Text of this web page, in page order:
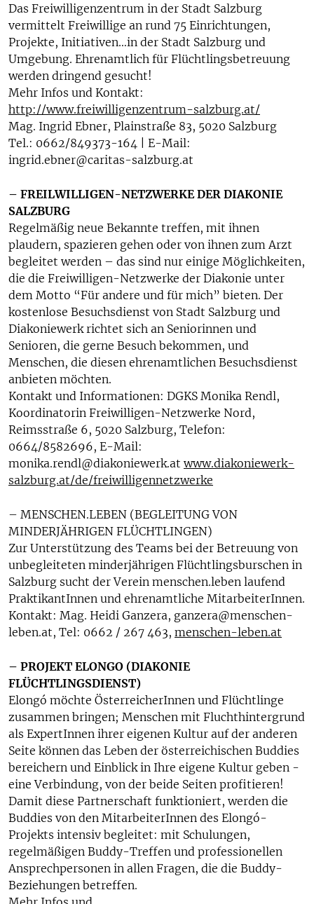
Das Freiwilligenzentrum in der Stadt Salzburg
vermittelt Freiwillige an rund 75 Einrichtungen,
Projekte, Initiativen…in der Stadt Salzburg und
Umgebung. Ehrenamtlich für Flüchtlingsbetreuung
werden dringend gesucht!
Mehr Infos und Kontakt:
http://www.freiwilligenzentrum-salzburg.at/
Mag. Ingrid Ebner, Plainstraße 83, 5020 Salzburg
Tel.: 0662/849373-164 | E-Mail:
ingrid.ebner@caritas-salzburg.at
– FREILWILLIGEN-NETZWERKE DER DIAKONIE
SALZBURG
Regelmäßig neue Bekannte treffen, mit ihnen
plaudern, spazieren gehen oder von ihnen zum Arzt
begleitet werden – das sind nur einige Möglichkeiten,
die die Freiwilligen-Netzwerke der Diakonie unter
dem Motto “Für andere und für mich” bieten. Der
kostenlose Besuchsdienst von Stadt Salzburg und
Diakoniewerk richtet sich an Seniorinnen und
Senioren, die gerne Besuch bekommen, und
Menschen, die diesen ehrenamtlichen Besuchsdienst
anbieten möchten.
Kontakt und Informationen: DGKS Monika Rendl,
Koordinatorin Freiwilligen-Netzwerke Nord,
Reimsstraße 6, 5020 Salzburg, Telefon:
0664/8582696, E-Mail:
monika.rendl@diakoniewerk.at www.diakoniewerk-
salzburg.at/de/freiwilligennetzwerke
– MENSCHEN.LEBEN (BEGLEITUNG VON
MINDERJÄHRIGEN FLÜCHTLINGEN)
Zur Unterstützung des Teams bei der Betreuung von
unbegleiteten minderjährigen Flüchtlingsburschen in
Salzburg sucht der Verein menschen.leben laufend
PraktikantInnen und ehrenamtliche MitarbeiterInnen.
Kontakt: Mag. Heidi Ganzera, ganzera@menschen-
leben.at, Tel: 0662 / 267 463, menschen-leben.at
– PROJEKT ELONGO (DIAKONIE
FLÜCHTLINGSDIENST)
Elongó möchte ÖsterreicherInnen und Flüchtlinge
zusammen bringen; Menschen mit Fluchthintergrund
als ExpertInnen ihrer eigenen Kultur auf der anderen
Seite können das Leben der österreichischen Buddies
bereichern und Einblick in Ihre eigene Kultur geben -
eine Verbindung, von der beide Seiten profitieren!
Damit diese Partnerschaft funktioniert, werden die
Buddies von den MitarbeiterInnen des Elongó-
Projekts intensiv begleitet: mit Schulungen,
regelmäßigen Buddy-Treffen und professionellen
Ansprechpersonen in allen Fragen, die die Buddy-
Beziehungen betreffen.